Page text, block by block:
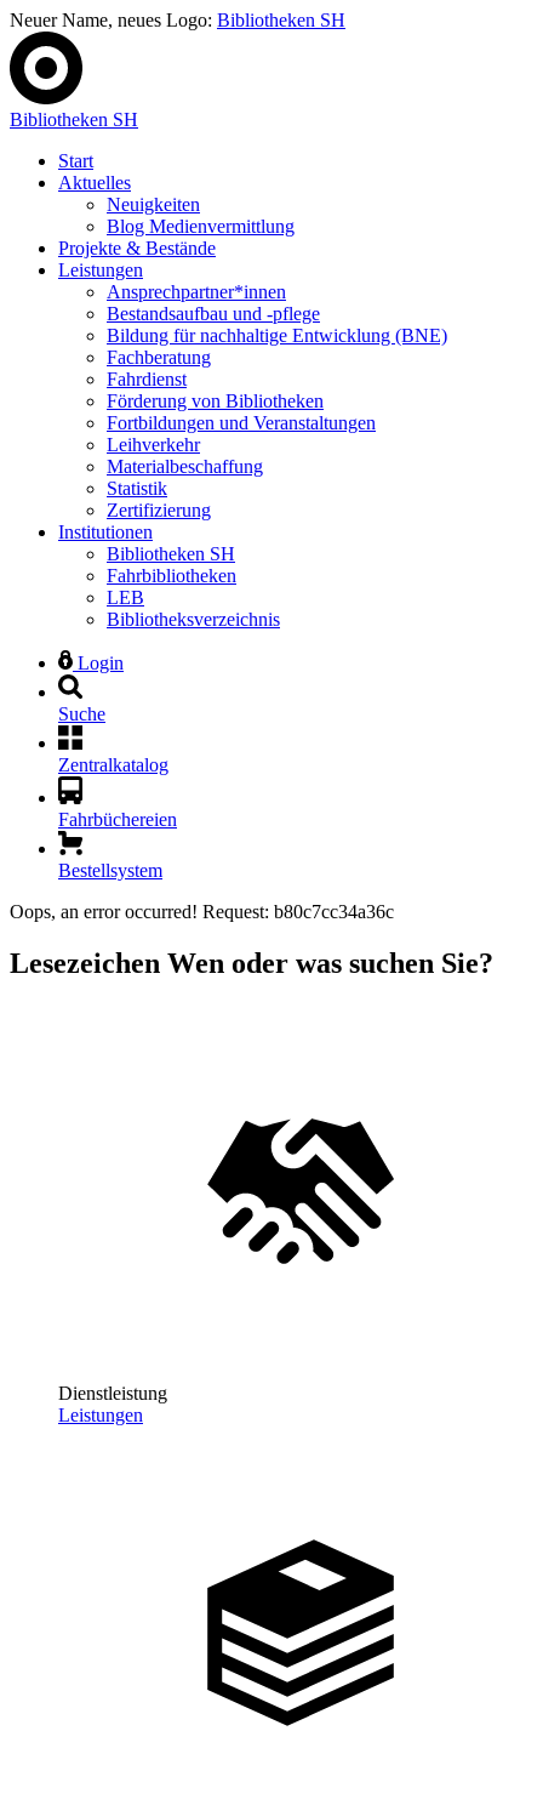
Neuer Name, neues Logo: Bibliotheken SH
Bibliotheken SH
Start
Aktuelles
Neuigkeiten
Blog Medienvermittlung
Projekte & Bestände
Leistungen
Ansprechpartner*innen
Bestandsaufbau und -pflege
Bildung für nachhaltige Entwicklung (BNE)
Fachberatung
Fahrdienst
Förderung von Bibliotheken
Fortbildungen und Veranstaltungen
Leihverkehr
Materialbeschaffung
Statistik
Zertifizierung
Institutionen
Bibliotheken SH
Fahrbibliotheken
LEB
Bibliotheksverzeichnis
Login
Suche
Zentralkatalog
Fahrbüchereien
Bestellsystem
Oops, an error occurred! Request: b80c7cc34a36c
Lesezeichen Wen oder was suchen Sie?
Dienstleistung
Leistungen